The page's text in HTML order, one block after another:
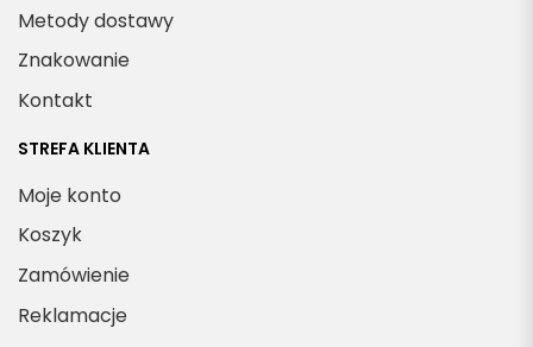
Metody dostawy
Znakowanie
Kontakt
STREFA KLIENTA
Moje konto
Koszyk
Zamówienie
Reklamacje